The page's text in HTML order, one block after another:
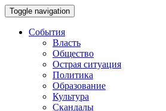
Toggle navigation
События
Власть
Общество
Острая ситуация
Политика
Образование
Культура
Скандалы